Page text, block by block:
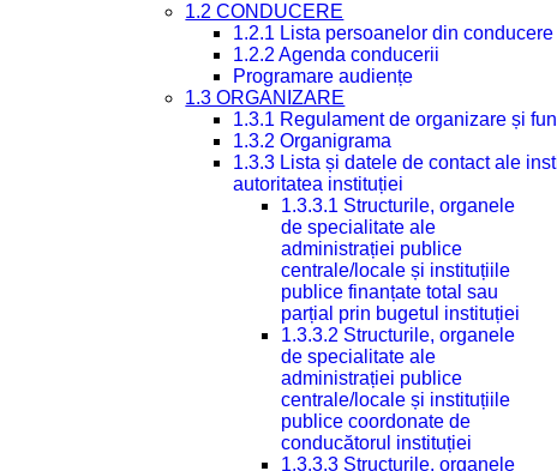
1.2 CONDUCERE
1.2.1 Lista persoanelor din conducere
1.2.2 Agenda conducerii
Programare audiențe
1.3 ORGANIZARE
1.3.1 Regulament de organizare și
1.3.2 Organigrama
1.3.3 Lista și datele de contact ale
autoritatea instituției
1.3.3.1 Structurile, organele
de specialitate ale
administrației publice
centrale/locale și instituțiile
publice finanțate total sau
parțial prin bugetul instituției
1.3.3.2 Structurile, organele
de specialitate ale
administrației publice
centrale/locale și instituțiile
publice coordonate de
conducătorul instituției
1.3.3.3 Structurile, organele